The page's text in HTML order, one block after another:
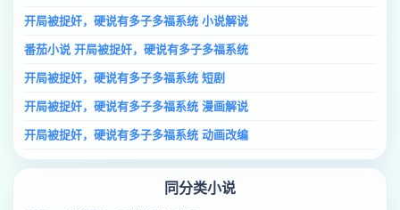
开局被捉奸，硬说有多子多福系统 小说解说
番茄小说 开局被捉奸，硬说有多子多福系统
开局被捉奸，硬说有多子多福系统 短剧
开局被捉奸，硬说有多子多福系统 漫画解说
开局被捉奸，硬说有多子多福系统 动画改编
同分类小说